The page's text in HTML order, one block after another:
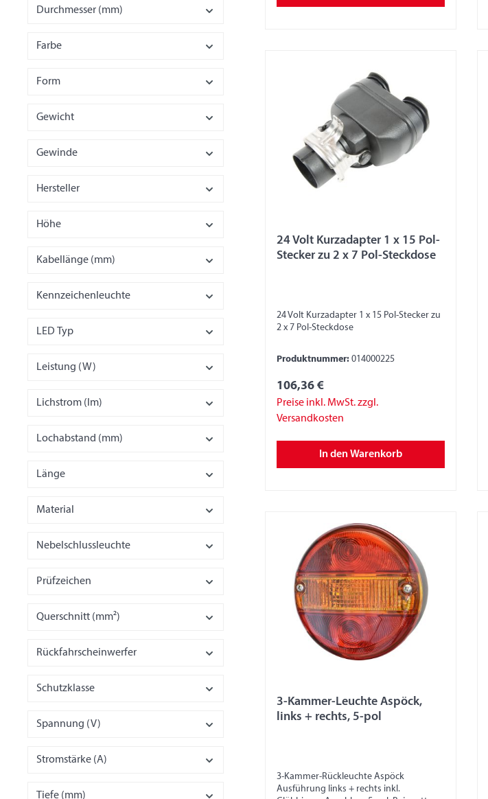
Durchmesser (mm)
Farbe
Form
Gewicht
Gewinde
Hersteller
Höhe
Kabellänge (mm)
Kennzeichenleuchte
LED Typ
Leistung (W)
Lichstrom (lm)
Lochabstand (mm)
Länge
Material
Nebelschlussleuchte
Prüfzeichen
Querschnitt (mm²)
Rückfahrscheinwerfer
Schutzklasse
Spannung (V)
Stromstärke (A)
Tiefe (mm)
24 Volt Kurzadapter 1 x 15 Pol-
Stecker zu 2 x 7 Pol-Steckdose
24 Volt Kurzadapter 1 x 15 Pol-Stecker zu
2 x 7 Pol-Steckdose
Produktnummer: 014000225
106,36 €
Preise inkl. MwSt. zzgl.
Versandkosten
In den Warenkorb
3-Kammer-Leuchte Aspöck,
links + rechts, 5-pol
3-Kammer-Rückleuchte Aspöck
Ausführung links + rechts inkl.